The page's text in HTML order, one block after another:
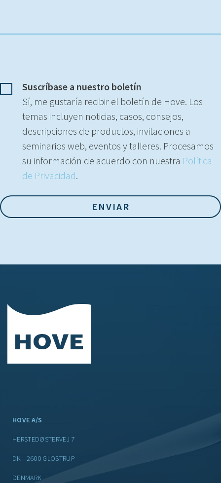
Suscríbase a nuestro boletín
Sí, me gustaría recibir el boletín de Hove. Los
temas incluyen noticias, casos, consejos,
descripciones de productos, invitaciones a
seminarios web, eventos y talleres. Procesamos
su información de acuerdo con nuestra Política
de Privacidad.
HOVE A/S
HERSTEDØSTERVEJ 7
DK - 2600 GLOSTRUP
DENMARK